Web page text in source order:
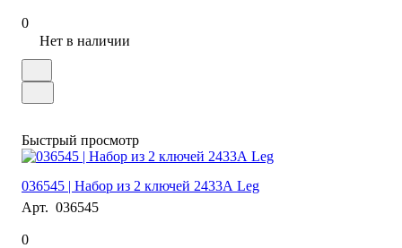
0
Нет в наличии
Быстрый просмотр
036545 | Набор из 2 ключей 2433А Leg
Арт. 036545
0